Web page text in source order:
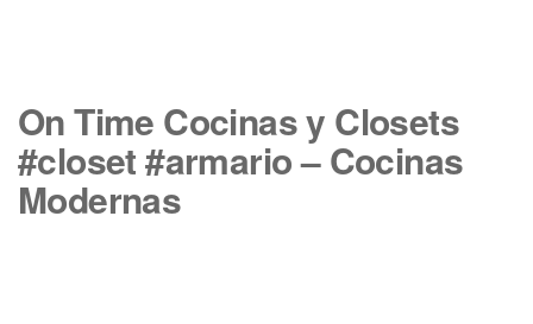
On Time Cocinas y Closets
#closet #armario – Cocinas
Modernas